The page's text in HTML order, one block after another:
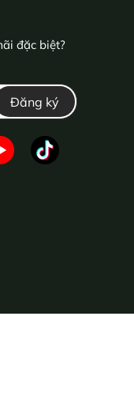
đặc biệt?
Đăng ký